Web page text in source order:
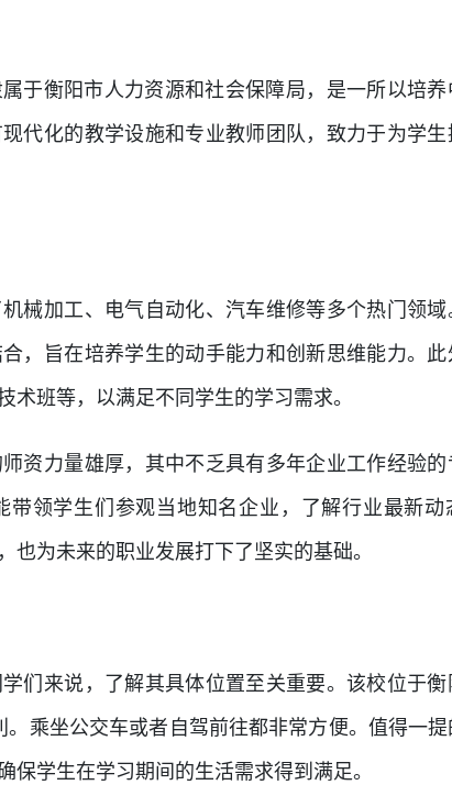
于衡阳市人力资源和社会保障局，是一所以培
代化的教学设施和专业教师团队，致力于为学生
械加工、电气自动化、汽车维修等多个热门领域
，旨在培养学生的动手能力和创新思维能力。
班等，以满足不同学生的学习需求。
资力量雄厚，其中不乏具有多年企业工作经验的
领学生们参观当地知名企业，了解行业最新动
为未来的职业发展打下了坚实的基础。
们来说，了解其具体位置至关重要。该校位于衡
乘坐公交车或者自驾前往都非常方便。值得一
学生在学习期间的生活需求得到满足。